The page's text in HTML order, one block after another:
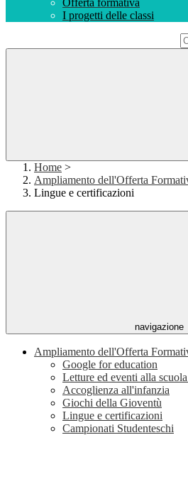
Offerta formativa
I progetti delle classi
Home >
Ampliamento dell'Offerta
Lingue e certificazioni
navigazione
Ampliamento dell'Offerta
Google for education
Letture ed eventi alla
Accoglienza all'infanzia
Giochi della Gioventù
Lingue e certificazioni
Campionati Studenteschi